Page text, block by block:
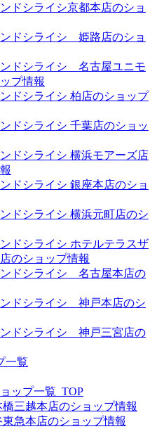
ドシライシ京都本店のショ
ドシライシ 姫路店のショ
ドシライシ 名古屋ユニモ
プ情報
ドシライシ 柏店のショップ
ドシライシ 千葉店のショッ
ドシライシ 横浜モアーズ店
ドシライシ 銀座本店のショ
ドシライシ 横浜元町店のシ
ドシライシ ホテルテラスザ
のショップ情報
ドシライシ 名古屋本店の
ドシライシ 神戸本店のシ
ドシライシ 神戸三宮店の
一覧
ップ一覧_TOP
三越本店のショップ情報
急本店のショップ情報